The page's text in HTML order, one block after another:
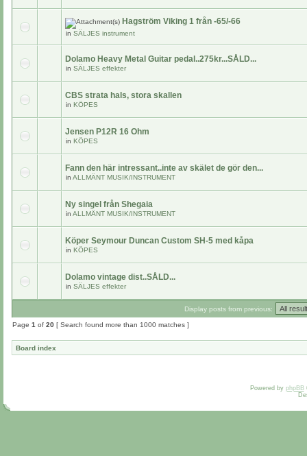
Hagström Viking 1 från -65/-66
in SÄLJES instrument
Dolamo Heavy Metal Guitar pedal..275kr...SÅLD...
in SÄLJES effekter
CBS strata hals, stora skallen
in KÖPES
Jensen P12R 16 Ohm
in KÖPES
Fann den här intressant..inte av skälet de gör den...
in ALLMÄNT MUSIK/INSTRUMENT
Ny singel från Shegaia
in ALLMÄNT MUSIK/INSTRUMENT
Köper Seymour Duncan Custom SH-5 med kåpa
in KÖPES
Dolamo vintage dist..SÅLD...
in SÄLJES effekter
Display posts from previous:
Page 1 of 20 [ Search found more than 1000 matches ]
Board index
Powered by phpBB